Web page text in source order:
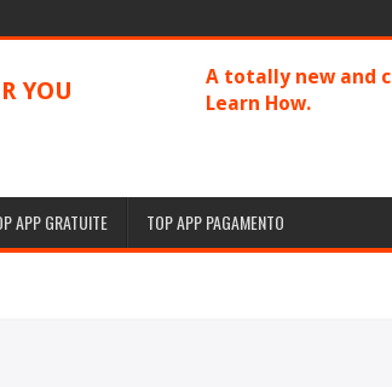
YOU
A totally new and
Learn How.
APP GRATUITE TOP APP PAGAMENTO